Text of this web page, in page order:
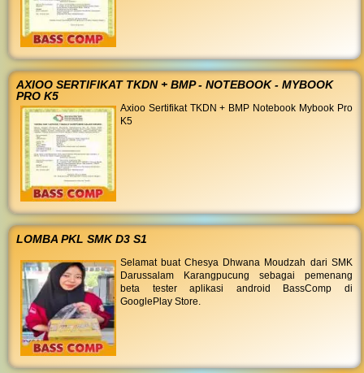
AXIOO SERTIFIKAT TKDN + BMP - NOTEBOOK - MYBOOK
PRO K5
Axioo Sertifikat TKDN + BMP Notebook Mybook Pro
K5
LOMBA PKL SMK D3 S1
Selamat buat Chesya Dhwana Moudzah dari SMK
Darussalam Karangpucung sebagai pemenang
beta tester aplikasi android BassComp di
GooglePlay Store.